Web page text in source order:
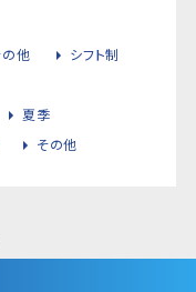
他
シフト制
夏季
その他